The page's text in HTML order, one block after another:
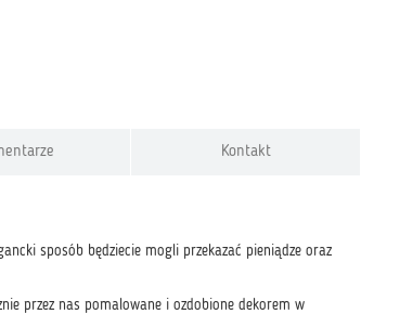
Kontakt
sposób będziecie mogli przekazać pieniądze oraz
przez nas pomalowane i ozdobione dekorem w